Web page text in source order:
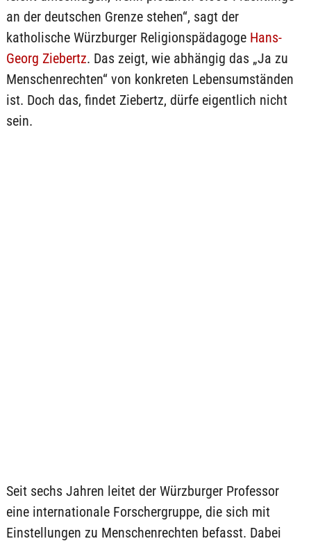
an der deutschen Grenze stehen“, sagt der
katholische Würzburger Religionspädagoge Hans-
Georg Ziebertz. Das zeigt, wie abhängig das „Ja zu
Menschenrechten“ von konkreten Lebensumständen
ist. Doch das, findet Ziebertz, dürfe eigentlich nicht
sein.
Seit sechs Jahren leitet der Würzburger Professor
eine internationale Forschergruppe, die sich mit
Einstellungen zu Menschenrechten befasst. Dabei